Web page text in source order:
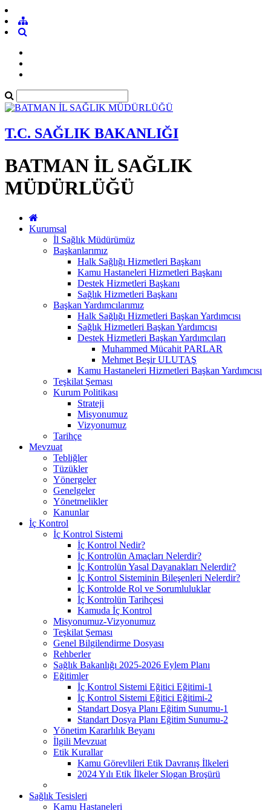
T.C. SAĞLIK BAKANLIĞI
BATMAN İL SAĞLIK
MÜDÜRLÜĞÜ
Kurumsal
İl Sağlık Müdürümüz
Başkanlarımız
Halk Sağlığı Hizmetleri Başkanı
Kamu Hastaneleri Hizmetleri Başkanı
Destek Hizmetleri Başkanı
Sağlık Hizmetleri Başkanı
Başkan Yardımcılarımız
Halk Sağlığı Hizmetleri Başkan Yardımcısı
Sağlık Hizmetleri Başkan Yardımcısı
Destek Hizmetleri Başkan Yardımcıları
Muhammed Mücahit PARLAR
Mehmet Beşir ULUTAŞ
Kamu Hastaneleri Hizmetleri Başkan Yardımcısı
Teşkilat Şeması
Kurum Politikası
Strateji
Misyonumuz
Vizyonumuz
Tarihçe
Mevzuat
Tebliğler
Tüzükler
Yönergeler
Genelgeler
Yönetmelikler
Kanunlar
İç Kontrol
İç Kontrol Sistemi
İç Kontrol Nedir?
İç Kontrolün Amaçları Nelerdir?
İç Kontrolün Yasal Dayanakları Nelerdir?
İç Kontrol Sisteminin Bileşenleri Nelerdir?
İç Kontrolde Rol ve Sorumluluklar
İç Kontrolün Tarihçesi
Kamuda İç Kontrol
Misyonumuz-Vizyonumuz
Teşkilat Şeması
Genel Bilgilendirme Dosyası
Rehberler
Sağlık Bakanlığı 2025-2026 Eylem Planı
Eğitimler
İç Kontrol Sistemi Eğitici Eğitimi-1
İç Kontrol Sistemi Eğitici Eğitimi-2
Standart Dosya Planı Eğitim Sunumu-1
Standart Dosya Planı Eğitim Sunumu-2
Yönetim Kararlılık Beyanı
İlgili Mevzuat
Etik Kurallar
Kamu Görevlileri Etik Davranış İlkeleri
2024 Yılı Etik İlkeler Slogan Broşürü
Sağlık Tesisleri
Kamu Hastaneleri